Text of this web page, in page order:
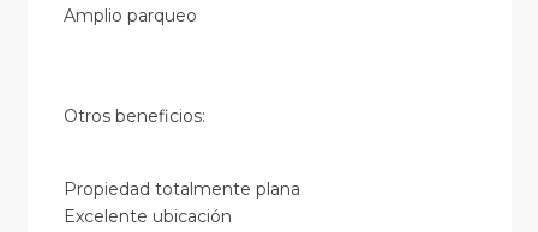
Amplio parqueo
Otros beneficios:
Propiedad totalmente plana
Excelente ubicación